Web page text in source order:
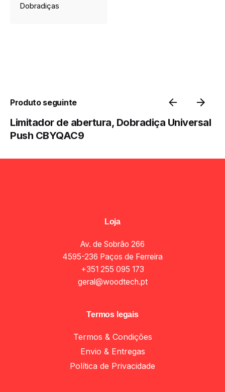
Dobradiças
Produto seguinte
Limitador de abertura, Dobradiça Universal
Push CBYQAC9
Loja
Av. de Sobrão 266
4595-236 Paços de Ferreira
+351 255 095 173
geral@woodtech.pt
Termos legais
Termos & Condições
Envio & Entregas
Política de Privacidade